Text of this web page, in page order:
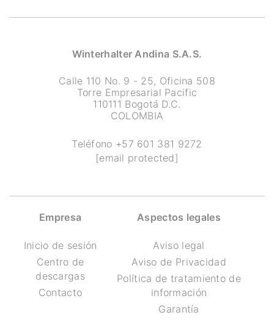
Winterhalter Andina S.A.S.
Calle 110 No. 9 - 25, Oficina 508
Torre Empresarial Pacific
110111 Bogotá D.C.
COLOMBIA
Teléfono +57 601 381 9272
[email protected]
Empresa
Inicio de sesión
Centro de
descargas
Contacto
Aspectos legales
Aviso legal
Aviso de Privacidad
Política de tratamiento de
información
Garantía